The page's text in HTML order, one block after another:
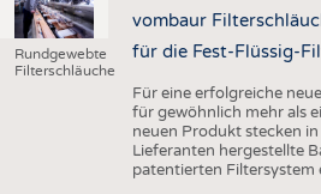
Rundgewebte
Filterschläuche
vombaur
für die Fest-Flüssig-
Für eine erfolgreiche
für gewöhnlich mehr als
neuen Produkt stecken in
Lieferanten hergestellte
patentierten Filtersystem